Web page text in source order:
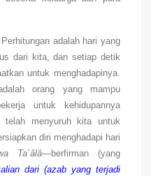
adalah hari yang
dari kita, dan setiap detik
untuk menghadapinya.
orang yang mampu
untuk kehidupannya
menyuruh kita untuk
diri menghadapi hari
Ta`âlâ—berfirman (yang
dari (azab yang terjadi